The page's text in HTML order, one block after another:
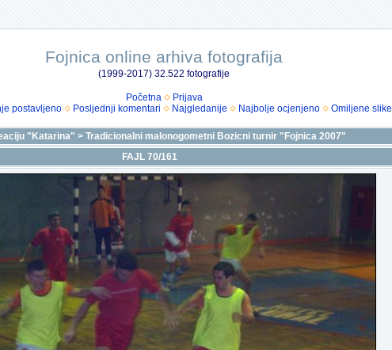
Fojnica online arhiva fotografija
(1999-2017) 32.522 fotografije
Početna
Prijava
postavljeno Posljednji komentari Najgledanije Najbolje ocjenjeno Omiljene slike
"Katarina" > Tradicionalni malonogometni Bozicni turnir "Fojnica 2007"
FAJL 70/161